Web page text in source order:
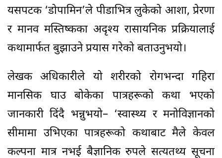
यसपटक ‘डोपामिन’ले पीडाभित्र लुकेको आशा, प्रेरणा
र मानव मस्तिष्कका अदृश्य रासायनिक प्रक्रियालाई
कथामार्फत बुझाउने प्रयास गरेको बताउनुभयो।
लेखक अधिकारीले यो शरीरको रोगभन्दा गहिरा
मानसिक घाउ बोकेका पात्रहरूको कथा भएको
जानकारी दिंदै भन्नुभयो– ‘स्वास्थ्य र मनोविज्ञानको
सीमामा उभिएका पात्रहरूको कथाबाट मैले केवल
कल्पना मात्र नभई बैज्ञानिक रुपले सत्यतथ्य सूचना